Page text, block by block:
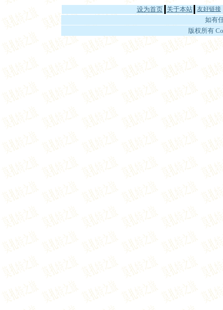
设为首页 关于本站 友好链接
如有
版权所有